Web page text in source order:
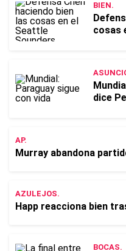
BIEN.
cosas
dice
AP.
Murray abandona
AZULEJOS.
Happ reacciona bien
BOCAS.